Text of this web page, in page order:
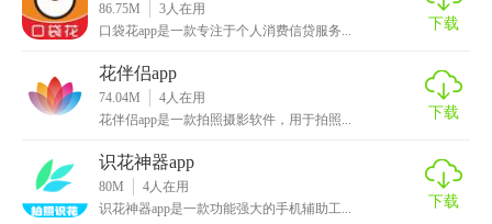
超低利息0.7%，最长还款时间36个月！
快速申请、快速审批、快速到账！
【任意花app说明】
软件中的贷款金额从1000-50000元，每月利率低至0.65％。
如果您有学历的话，那么用户是可以不用信用卡借款的。
86.75M 3人在用
口袋花app是一款专注于个人消费信贷服务...
下载
花伴侣app
74.04M 4人在用
花伴侣app是一款拍照摄影软件，用于拍照...
下载
识花神器app
80M 4人在用
识花神器app是一款功能强大的手机辅助工...
下载